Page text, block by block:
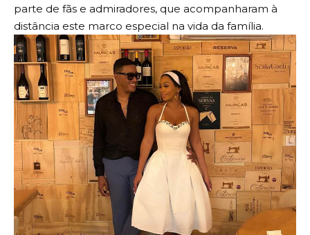
parte de fãs e admiradores, que acompanharam à
distância este marco especial na vida da família.